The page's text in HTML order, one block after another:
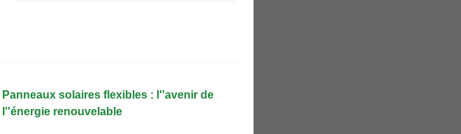
Panneaux solaires flexibles : l''avenir de
l''énergie renouvelable